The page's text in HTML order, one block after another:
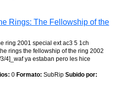
Rings: The Fellowship of the
ring 2001 special ext ac3 5 1ch
rings the fellowship of the ring 2002
4]_waf ya estaban pero les hice
0 Formato: SubRip Subido por: